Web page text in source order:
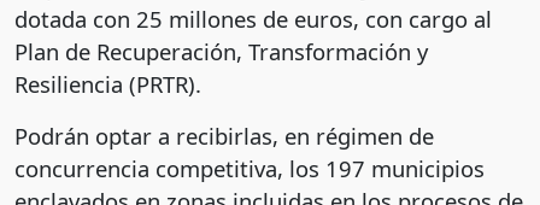
dotada con 25 millones de euros, con cargo al
Plan de Recuperación, Transformación y
Resiliencia (PRTR).
Podrán optar a recibirlas, en régimen de
concurrencia competitiva, los 197 municipios